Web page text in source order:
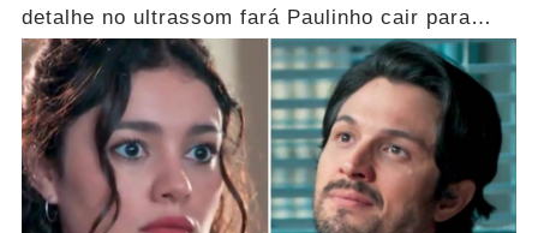
detalhe no ultrassom fará Paulinho cair para
trás!